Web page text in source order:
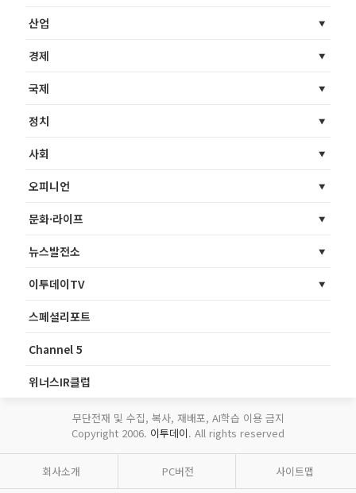
산업
경제
국제
정치
사회
오피니언
문화·라이프
뉴스발전소
이투데이TV
스페셜리포트
Channel 5
위너스IR클럽
무단전재 및 수집, 복사, 재배포, AI학습 이용 금지
Copyright 2006. 이투데이. All rights reserved
회사소개 PC버전 사이트맵